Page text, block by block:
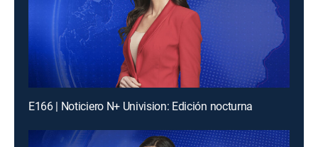
E166 | Noticiero N+ Univision: Edición nocturna